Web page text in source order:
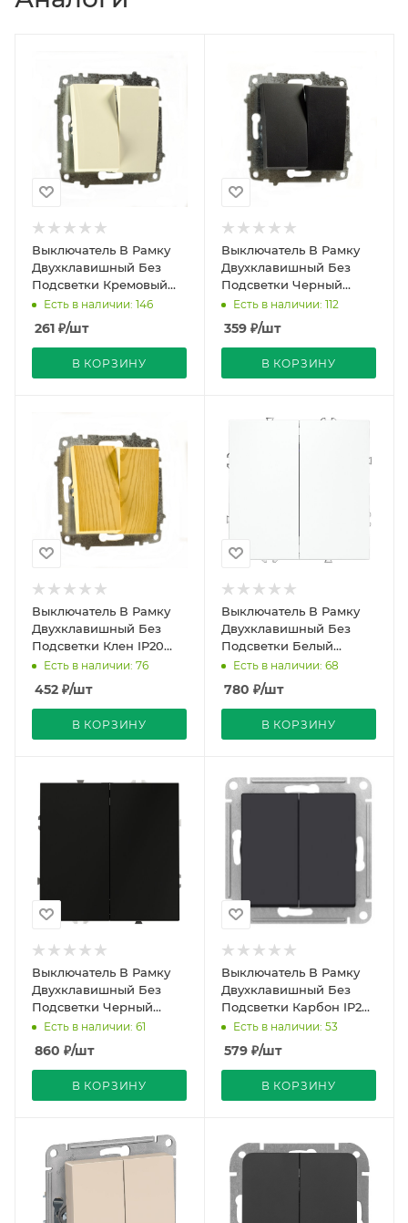
Выключатель В Рамку
Двухклавишный Без
Подсветки Кремовый
IP20 10А 250В Zena Vega
Есть в наличии: 146
261 ₽/шт
В КОРЗИНУ
Выключатель В Рамку
Двухклавишный Без
Подсветки Черный
матовый IP20 10А 250В
Zena Vega El-BI
Есть в наличии: 112
359 ₽/шт
В КОРЗИНУ
Выключатель В Рамку
Двухклавишный Без
Подсветки Клен IP20
10А 250В Zena Vega El-
Есть в наличии: 76
452 ₽/шт
В КОРЗИНУ
Выключатель В Рамку
Двухклавишный Без
Подсветки Белый
матовый IP20 10А 250В
VOLTUM
Есть в наличии: 68
780 ₽/шт
В КОРЗИНУ
Выключатель В Рамку
Двухклавишный Без
Подсветки Черный
матовый IP20 10А 250В
VOLTUM
Есть в наличии: 61
860 ₽/шт
В КОРЗИНУ
Выключатель В Рамку
Двухклавишный Без
Подсветки Карбон IP20
10А 250В ATLASDESIGN
Есть в наличии: 53
579 ₽/шт
В КОРЗИНУ